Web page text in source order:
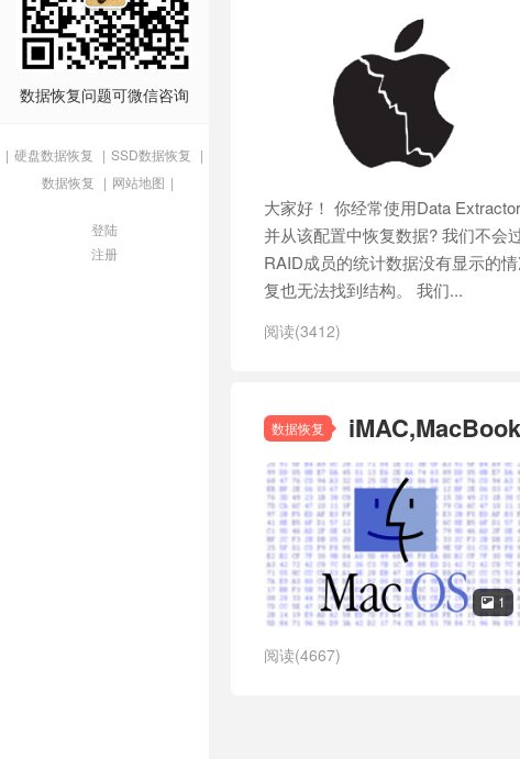
数据恢复问题可微信咨询
| 硬盘数据恢复 | SSD数据恢复 |
数据恢复 | 网站地图 |
登陆
注册
大家好！ 你经常使用Data
并从该配置中恢复数据? 我们不会
RAID成员的统计数据没有显示的
复也无法找到结构。 我们...
阅读(3412)
数据恢复
 1
阅读(4667)